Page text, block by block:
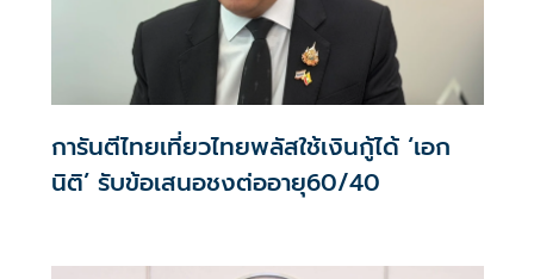
การันตีไทยเที่ยวไทยพลัสใช้เงินกู้ได้ ‘เอก
นิติ’ รับข้อเสนอชงต่ออายุ60/40